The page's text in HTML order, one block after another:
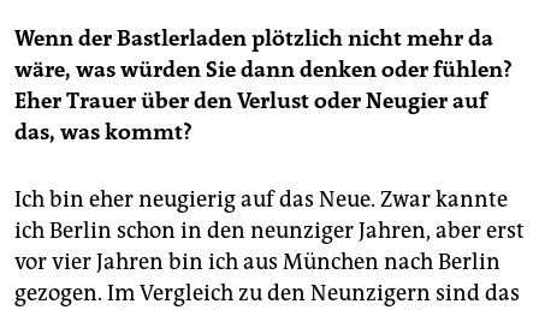
Wenn der Bastlerladen plötzlich nicht mehr da
wäre, was würden Sie dann denken oder fühlen?
Eher Trauer über den Verlust oder Neugier auf
das, was kommt?
Ich bin eher neugierig auf das Neue. Zwar kannte
ich Berlin schon in den neunziger Jahren, aber erst
vor vier Jahren bin ich aus München nach Berlin
gezogen. Im Vergleich zu den Neunzigern sind das